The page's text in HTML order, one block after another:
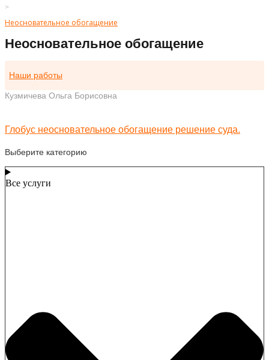
>
Неосновательное обогащение
Неосновательное обогащение
Наши работы
Кузмичева Ольга Борисовна
Глобус неосновательное обогащение решение суда.
Выберите категорию
Все услуги